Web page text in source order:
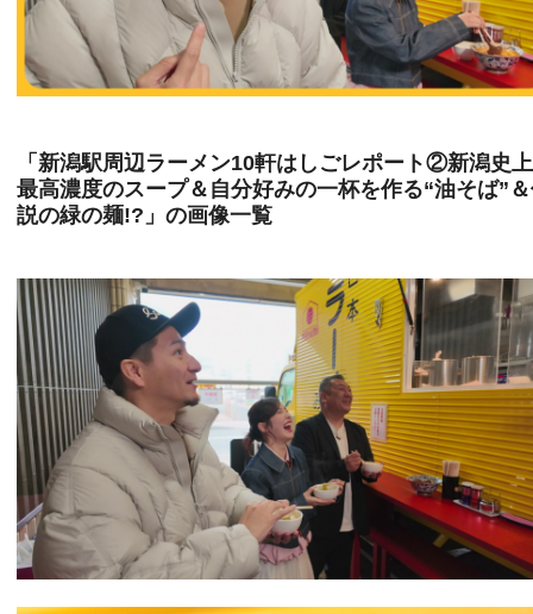
「新潟駅周辺ラーメン10軒はしごレポート②新潟史上
最高濃度のスープ＆自分好みの一杯を作る“油そば”
説の緑の麺!?」の画像一覧